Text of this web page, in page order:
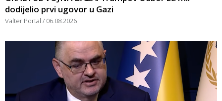
dodijelio prvi ugovor u Gazi
Valter Portal 06.08.2026